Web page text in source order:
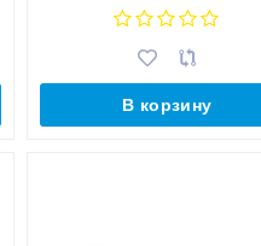
В корзину